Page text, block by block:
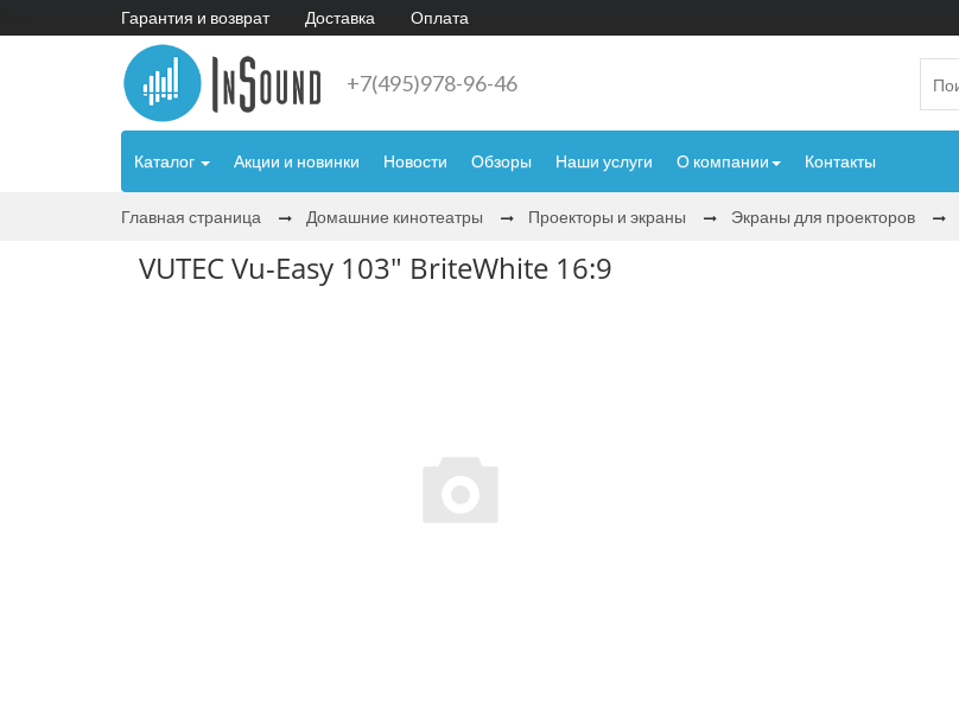
Гарантия и возврат Доставка Оплата
+7(495)978-96-46
Каталог Акции и новинки Новости Обзоры Наши услуги О компании Контакты
Главная страница Домашние кинотеатры Проекторы и экраны Экраны для проекторов
VUTEC Vu-Easy 103" BriteWhite 16:9